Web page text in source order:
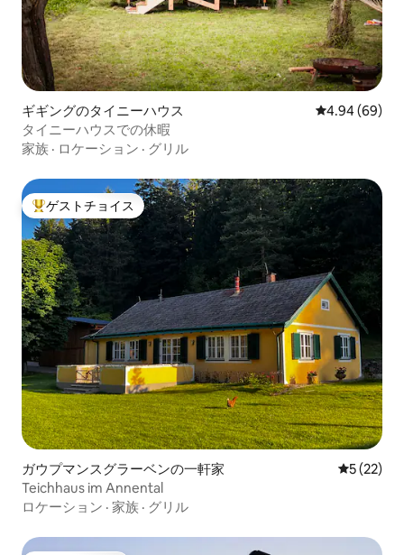
ギギングのタイニーハウス レビュー69件
4.94 (69)
タイニーハウスでの休暇
家族 · ロケーション · グリル
大好評のゲストチョイスです。
ゲストチョイス
ガウプマンスグラーベンの一軒家 レビュー
5 (22)
Teichhaus im Annental
ロケーション · 家族 · グリル